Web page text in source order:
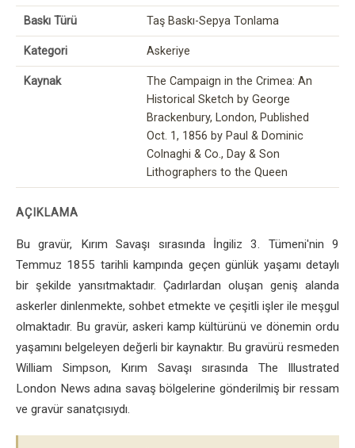
Baskı Türü Taş Baskı-Sepya Tonlama
Kategori Askeriye
Kaynak
The Campaign in the Crimea: An
Historical Sketch by George
Brackenbury, London, Published
Oct. 1, 1856 by Paul & Dominic
Colnaghi & Co., Day & Son
Lithographers to the Queen
AÇIKLAMA
Bu gravür, Kırım Savaşı sırasında İngiliz 3. Tümeni'nin 9
Temmuz 1855 tarihli kampında geçen günlük yaşamı detaylı
bir şekilde yansıtmaktadır. Çadırlardan oluşan geniş alanda
askerler dinlenmekte, sohbet etmekte ve çeşitli işler ile meşgul
olmaktadır. Bu gravür, askeri kamp kültürünü ve dönemin ordu
yaşamını belgeleyen değerli bir kaynaktır. Bu gravürü resmeden
William Simpson, Kırım Savaşı sırasında The Illustrated
London News adına savaş bölgelerine gönderilmiş bir ressam
ve gravür sanatçısıydı.